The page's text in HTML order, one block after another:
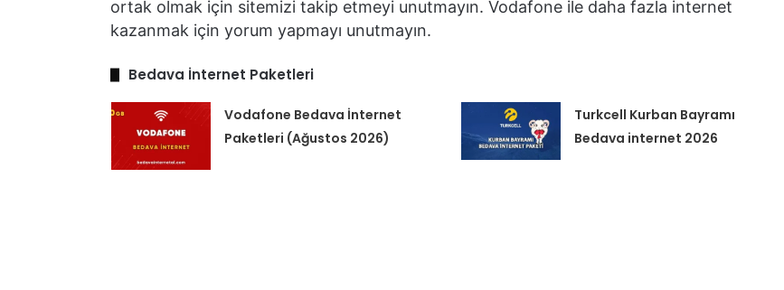
ortak olmak için sitemizi takip etmeyi unutmayın. Vodafone ile daha fazla internet
kazanmak için yorum yapmayı unutmayın.
Bedava İnternet Paketleri
Vodafone Bedava İnternet
Paketleri (Ağustos 2026)
Turkcell Kurban Bayramı
Bedava internet 2026